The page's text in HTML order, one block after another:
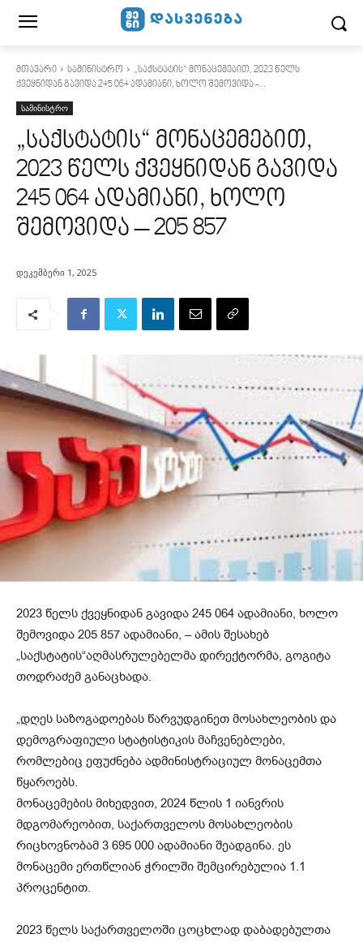
მთავარი სამინისტრო
„საქსტატის“ მონაცემებით, 2023 წელს
ქვეყნიდან გავიდა 245 064 ადამიანი, ხოლო შემოვიდა -...
სამინისტრო
„საქსტატის“ მონაცემებით,
2023 წელს ქვეყნიდან გავიდა
245 064 ადამიანი, ხოლო
შემოვიდა – 205 857
დეკემბერი 1, 2025
2023 წელს ქვეყნიდან გავიდა 245 064 ადამიანი, ხოლო
შემოვიდა 205 857 ადამიანი, – ამის შესახებ
„საქსტატის“აღმასრულებელმა დირექტორმა, გოგიტა
თოდრაძემ განაცხადა.
„დღეს საზოგადოებას წარვუდგინეთ მოსახლეობის და
დემოგრაფიული სტატისტიკის მაჩვენებლები,
რომლებიც ეფუძნება ადმინისტრაციულ მონაცემთა
წყაროებს.
მონაცემების მიხედვით, 2024 წლის 1 იანვრის
მდგომარეობით, საქართველოს მოსახლეობის
რიცხოვნობამ 3 695 000 ადამიანი შეადგინა. ეს
მონაცემი ერთწლიან ჭრილში შემცირებულია 1.1
პროცენტით.
2023 წელს საქართველოში ცოცხლად დაბადებულთა